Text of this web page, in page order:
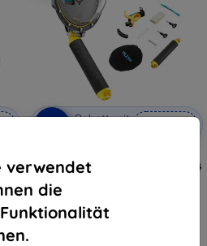
verwendet
die
Rabatt mit
Kuppelhalterung für DJI Action 4
€ 38,86